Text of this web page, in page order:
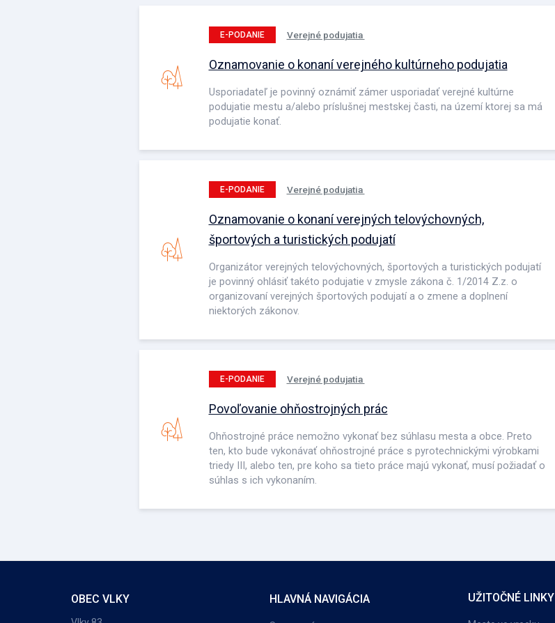
E-PODANIE Verejné podujatia
Oznamovanie o konaní verejného kultúrneho podujatia
Usporiadateľ je povinný oznámiť zámer usporiadať verejné kultúrne
podujatie mestu a/alebo príslušnej mestskej časti, na území ktorej sa má
podujatie konať.
E-PODANIE Verejné podujatia
Oznamovanie o konaní verejných telovýchovných,
športových a turistických podujatí
Organizátor verejných telovýchovných, športových a turistických podujatí
je povinný ohlásiť takéto podujatie v zmysle zákona č. 1/2014 Z.z. o
organizovaní verejných športových podujatí a o zmene a doplnení
niektorých zákonov.
E-PODANIE Verejné podujatia
Povoľovanie ohňostrojných prác
Ohňostrojné práce nemožno vykonať bez súhlasu mesta a obce. Preto
ten, kto bude vykonávať ohňostrojné práce s pyrotechnickými výrobkami
triedy III, alebo ten, pre koho sa tieto práce majú vykonať, musí požiadať o
súhlas s ich vykonaním.
OBEC VLKY HLAVNÁ NAVIGÁCIA UŽITOČNÉ LINKY